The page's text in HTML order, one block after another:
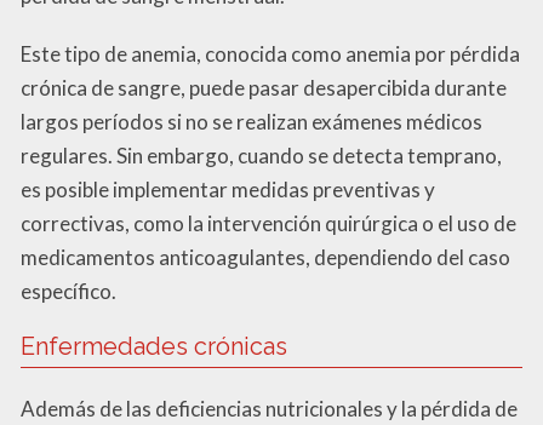
Este tipo de anemia, conocida como anemia por pérdida
crónica de sangre, puede pasar desapercibida durante
largos períodos si no se realizan exámenes médicos
regulares. Sin embargo, cuando se detecta temprano,
es posible implementar medidas preventivas y
correctivas, como la intervención quirúrgica o el uso de
medicamentos anticoagulantes, dependiendo del caso
específico.
Enfermedades crónicas
Además de las deficiencias nutricionales y la pérdida de